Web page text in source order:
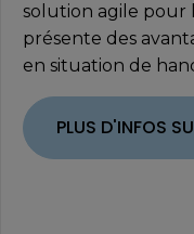
solution agile pour
présente des
en situation de
PLUS D'INFOS